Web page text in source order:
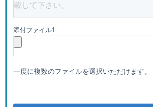
添付ファイル1
一度に複数のファイルを選択いただけます。